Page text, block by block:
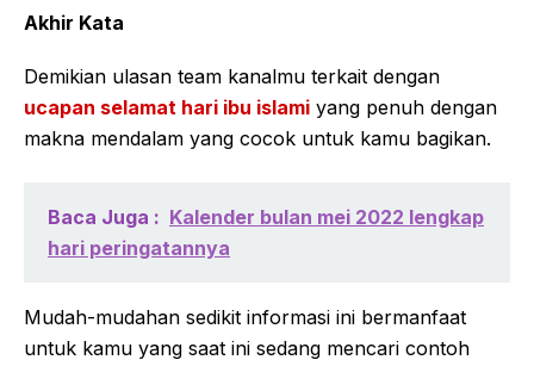
Akhir Kata
Demikian ulasan team kanalmu terkait dengan
ucapan selamat hari ibu islami yang penuh dengan
makna mendalam yang cocok untuk kamu bagikan.
Baca Juga : Kalender bulan mei 2022 lengkap
hari peringatannya
Mudah-mudahan sedikit informasi ini bermanfaat
untuk kamu yang saat ini sedang mencari contoh